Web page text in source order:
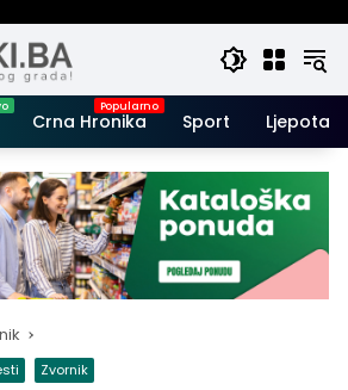
Crna Hronika Sport Ljepota i
Zvornik